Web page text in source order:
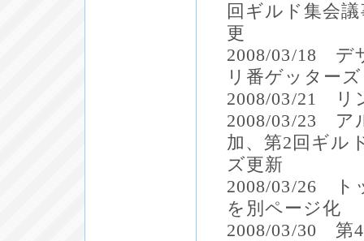
回ギルド集会
更
2008/03/18 デ
リ番ゲッター
2008/03/21 リ
2008/03/23 ア
加、第2回ギル
ズ更新
2008/03/26 ト
を別ページ化
2008/03/30 第